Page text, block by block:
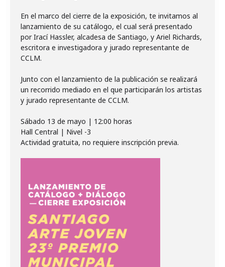
En el marco del cierre de la exposición, te invitamos al
lanzamiento de su catálogo, el cual será presentado
por Irací Hassler, alcadesa de Santiago, y Ariel Richards,
escritora e investigadora y jurado representante de
CCLM.
Junto con el lanzamiento de la publicación se realizará
un recorrido mediado en el que participarán los artistas
y jurado representante de CCLM.
Sábado 13 de mayo | 12:00 horas
Hall Central | Nivel -3
Actividad gratuita, no requiere inscripción previa.